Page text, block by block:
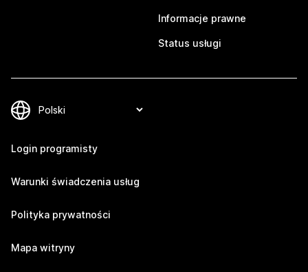
Informacje prawne
Status usługi
Login programisty
Warunki świadczenia usług
Polityka prywatności
Mapa witryny